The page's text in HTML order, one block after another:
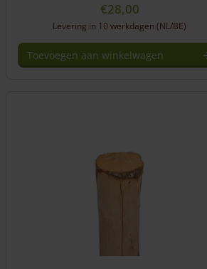
€28,00
Levering in 10 werkdagen (NL/BE)
Toevoegen aan winkelwagen